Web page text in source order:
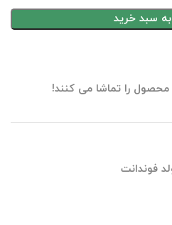
سبد خرید
محصول را تماشا می کنند!
فوندانت